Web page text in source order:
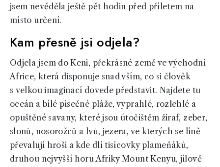
jsem nevěděla ještě pět hodin před příletem na
místo určení.
Kam přesně jsi odjela?
Odjela jsem do Keni, překrásné země ve východní
Africe, která disponuje snad vším, co si člověk
s velkou imaginací dovede představit. Najdete tu
oceán a bílé písečné pláže, vyprahlé, rozlehlé a
opuštěné savany, které jsou útočištěm žiraf, zeber,
slonů, nosorožců a lvů, jezera, ve kterých se líně
převalují hroši a kde dlí tisícovky plameňáků,
druhou nejvyšší horu Afriky Mount Kenyu, jílově